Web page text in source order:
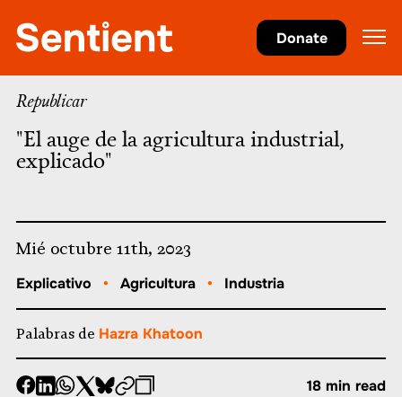
Donate
Republicar
"El auge de la agricultura industrial,
explicado"
Mié octubre 11th, 2023
Explicativo • Agricultura • Industria
Palabras de Hazra Khatoon
-
-
-
-
-
18 min read